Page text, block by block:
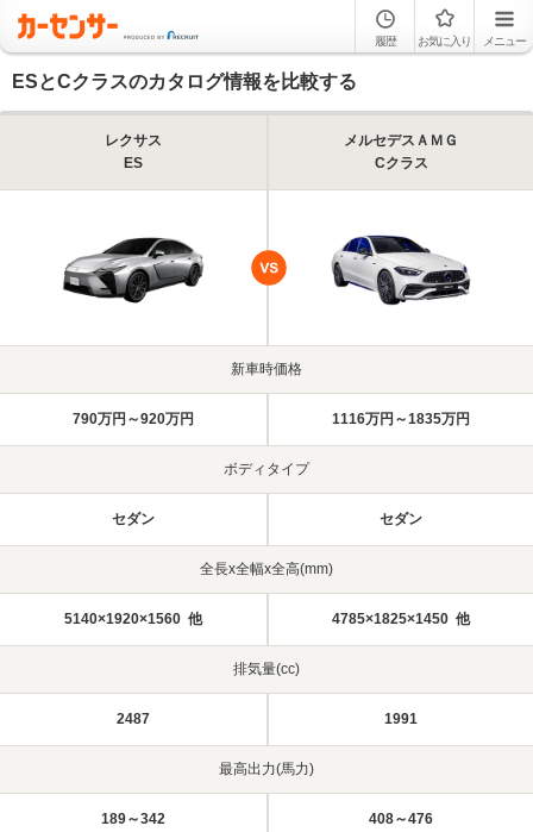
履歴 お気に入り メニュー
ESとCクラスのカタログ情報を比較する
レクサス
ES
メルセデスＡＭＧ
Cクラス
新車時価格
790万円～920万円 1116万円～1835万円
ボディタイプ
セダン セダン
全長x全幅x全高(mm)
5140×1920×1560 他 4785×1825×1450 他
排気量(cc)
2487 1991
最高出力(馬力)
189～342 408～476